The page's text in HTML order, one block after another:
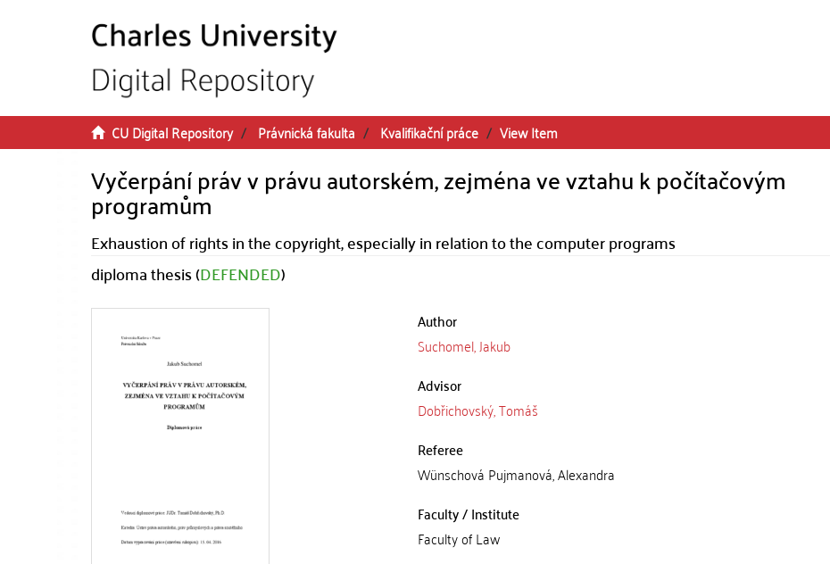
CU Digital Repository Právnická fakulta Kvalifikační práce View Item
Vyčerpání práv v právu autorském, zejména ve vztahu k počítačovým
programům
Exhaustion of rights in the copyright, especially in relation to the computer programs
diploma thesis (DEFENDED)
Author
Suchomel, Jakub
Advisor
Dobřichovský, Tomáš
Referee
Wünschová Pujmanová, Alexandra
Faculty / Institute
Faculty of Law